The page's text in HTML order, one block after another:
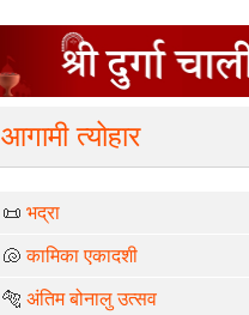
आगामी त्योहार
📜भद्रा
🐚कामिका एकादशी
🐅अंतिम बोनालु उत्सव